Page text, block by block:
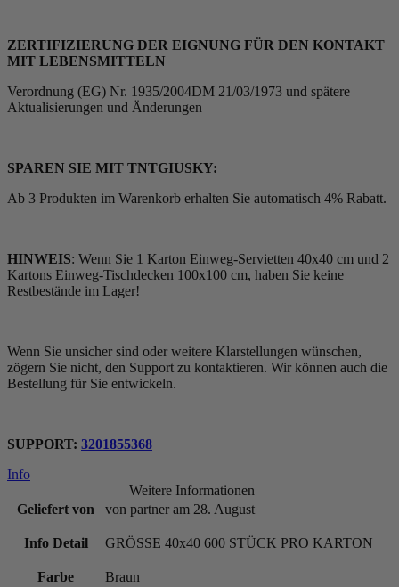
ZERTIFIZIERUNG DER EIGNUNG FÜR DEN KONTAKT
MIT LEBENSMITTELN
Verordnung (EG) Nr. 1935/2004DM 21/03/1973 und spätere
Aktualisierungen und Änderungen
SPAREN SIE MIT TNTGIUSKY:
Ab 3 Produkten im Warenkorb erhalten Sie automatisch 4% Rabatt.
HINWEIS: Wenn Sie 1 Karton Einweg-Servietten 40x40 cm und 2
Kartons Einweg-Tischdecken 100x100 cm, haben Sie keine
Restbestände im Lager!
Wenn Sie unsicher sind oder weitere Klarstellungen wünschen,
zögern Sie nicht, den Support zu kontaktieren. Wir können auch die
Bestellung für Sie entwickeln.
SUPPORT: 3201855368
Info
Weitere Informationen
Geliefert von
von partner am 28. August
Info Detail GRÖSSE 40x40 600 STÜCK PRO KARTON
Farbe
Braun